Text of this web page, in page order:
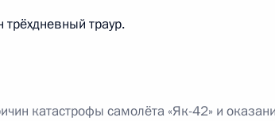
траур.
катастрофы самолёта «Як-42» и